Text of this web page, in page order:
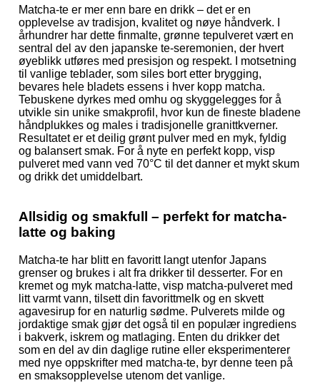
Matcha-te er mer enn bare en drikk – det er en
opplevelse av tradisjon, kvalitet og nøye håndverk. I
århundrer har dette finmalte, grønne tepulveret vært en
sentral del av den japanske te-seremonien, der hvert
øyeblikk utføres med presisjon og respekt. I motsetning
til vanlige teblader, som siles bort etter brygging,
bevares hele bladets essens i hver kopp matcha.
Tebuskene dyrkes med omhu og skyggelegges for å
utvikle sin unike smakprofil, hvor kun de fineste bladene
håndplukkes og males i tradisjonelle granittkverner.
Resultatet er et deilig grønt pulver med en myk, fyldig
og balansert smak. For å nyte en perfekt kopp, visp
pulveret med vann ved 70°C til det danner et mykt skum
og drikk det umiddelbart.
Allsidig og smakfull – perfekt for matcha-
latte og baking
Matcha-te har blitt en favoritt langt utenfor Japans
grenser og brukes i alt fra drikker til desserter. For en
kremet og myk matcha-latte, visp matcha-pulveret med
litt varmt vann, tilsett din favorittmelk og en skvett
agavesirup for en naturlig sødme. Pulverets milde og
jordaktige smak gjør det også til en populær ingrediens
i bakverk, iskrem og matlaging. Enten du drikker det
som en del av din daglige rutine eller eksperimenterer
med nye oppskrifter med matcha-te, byr denne teen på
en smaksopplevelse utenom det vanlige.